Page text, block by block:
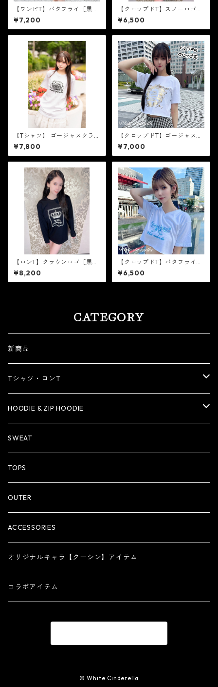
【ワンピT】バタフライ［黒×
ゴールド箔］
¥7,200
【クロップドT】スノーロゴ
［シルバーラメ］
¥6,500
【Tシャツ】 ゴージャスクラウ
ン［ブラックラメ］
¥7,800
【クロップドT】ゴージャスフ
レーム［ゴールド箔］
¥7,000
【ロンT】クラウンロゴ［黒×
白］
¥8,200
【クロップドT】バタフライ
［ブルーラメ］
¥6,500
CATEGORY
新商品
Tシャツ・ロンT
Tシャツ
ロンT
HOODIE & ZIP HOODIE
HOODIE
ZIP HOODIE
SWEAT
TOPS
OUTER
ACCESSORIES
オリジナルキャラ【クーシン】アイテム
コラボアイテム
© White Cinderella